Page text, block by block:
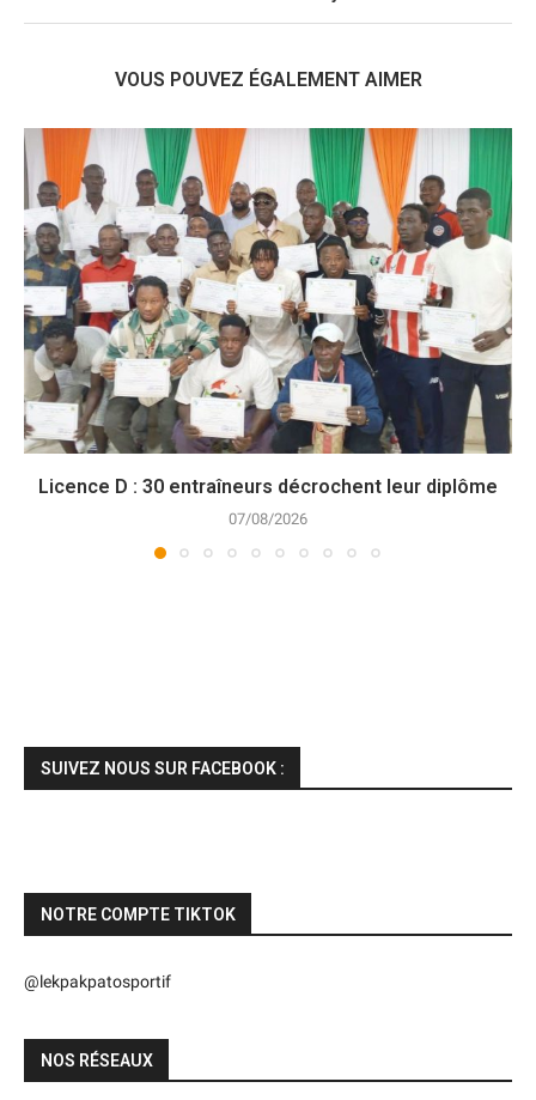
VOUS POUVEZ ÉGALEMENT AIMER
Licence D : 30 entraîneurs décrochent leur diplôme
07/08/2026
SUIVEZ NOUS SUR FACEBOOK :
NOTRE COMPTE TIKTOK
@lekpakpatosportif
NOS RÉSEAUX